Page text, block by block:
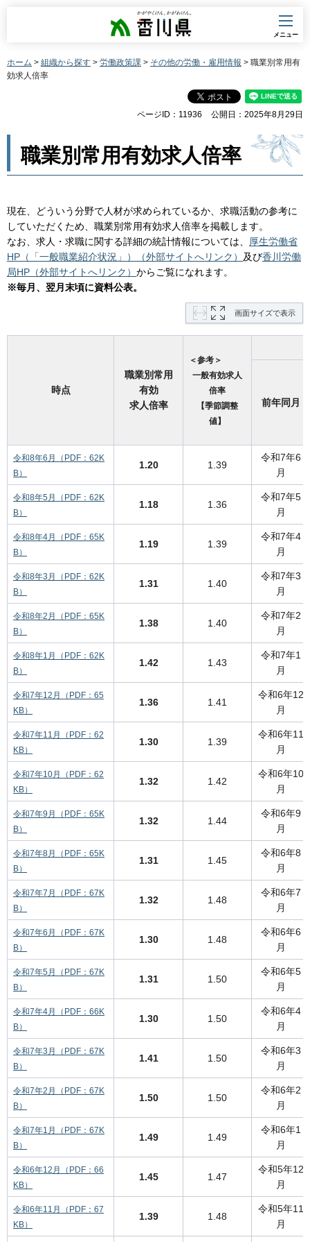
香川県
メニュー
ホーム > 組織から探す > 労働政策課 > その他の労働・雇用情報 > 職業別常用有
効求人倍率
ページID：11936 公開日：2025年8月29日
職業別常用有効求人倍率
現在、どういう分野で人材が求められているか、求職活動の参考に
していただくため、職業別常用有効求人倍率を掲載します。
なお、求人・求職に関する詳細の統計情報については、
厚生労働省
HP（「一般職業紹介状況」）（外部サイトへリンク） 及び香川労働
局HP（外部サイトへリンク） からご覧になれます。
※毎月、翌月末頃に資料公表。
画面サイズで表示
時点
職業別常用
有効
求人倍率
＜参考＞
一般有効求人
倍率
【季節調整
値】
前年同月
令和8年6月（PDF：62K
B）
1.20 1.39
令和7年6
月
令和8年5月（PDF：62K
B）
1.18 1.36
令和7年5
月
令和8年4月（PDF：65K
B）
1.19 1.39
令和7年4
月
令和8年3月（PDF：62K
B）
1.31 1.40
令和7年3
月
令和8年2月（PDF：65K
B）
1.38 1.40
令和7年2
月
令和8年1月（PDF：62K
B）
1.42 1.43
令和7年1
月
令和7年12月（PDF：65
KB）
1.36 1.41
令和6年12
月
令和7年11月（PDF：62
KB）
1.30 1.39
令和6年11
月
令和7年10月（PDF：62
KB）
1.32 1.42
令和6年10
月
令和7年9月（PDF：65K
B）
1.32 1.44
令和6年9
月
令和7年8月（PDF：65K
B）
1.31 1.45
令和6年8
月
令和7年7月（PDF：67K
B）
1.32 1.48
令和6年7
月
令和7年6月（PDF：67K
B）
1.30 1.48
令和6年6
月
令和7年5月（PDF：67K
B）
1.31 1.50
令和6年5
月
令和7年4月（PDF：66K
B）
1.30 1.50
令和6年4
月
令和7年3月（PDF：67K
B）
1.41 1.50
令和6年3
月
令和7年2月（PDF：67K
B）
1.50 1.50
令和6年2
月
令和7年1月（PDF：67K
B）
1.49 1.49
令和6年1
月
令和6年12月（PDF：66
KB）
1.45 1.47
令和5年12
月
令和6年11月（PDF：67
KB）
1.39 1.48
令和5年11
月